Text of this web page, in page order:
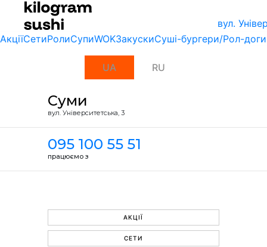
вул.
АкціїСетиРолиСупиWOKЗакускиСуші-бургери/Рол-доги
UA RU
Суми
вул. Унiверситетська, 3
095 100 55 51
працюємо з
АКЦІЇ
СЕТИ